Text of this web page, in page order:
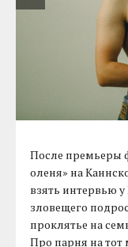
После премьеры
оленя» на
взять интервью
зловещего
проклятье на
Про парня на тот